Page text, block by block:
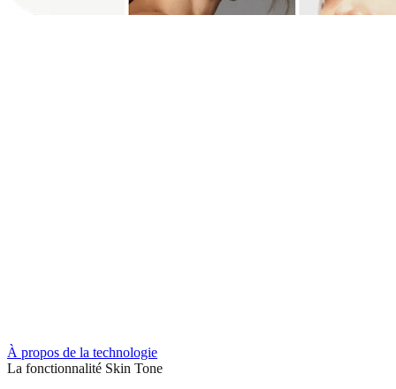
À propos de la technologie
La fonctionnalité Skin Tone